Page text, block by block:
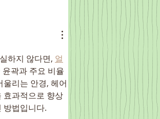
하지 않다면, 얼
곽과 주요 비율
리는 안경, 헤어
효과적으로 향상
방법입니다.